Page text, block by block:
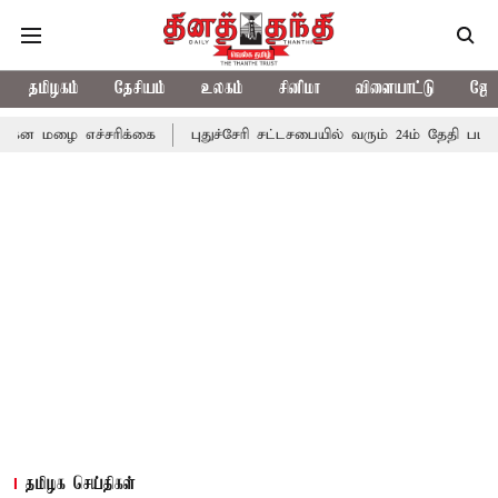
தமிழகம் தேசியம் உலகம் சினிமா விளையாட்டு
புதுச்சேரி சட்டசபையில் வரும் 24ம் தேதி பட்ஜெட்
தமிழக செய்திகள்